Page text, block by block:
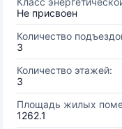
Не присвоен
Количество
3
Количество этажей:
3
Площадь жилых
1262.1